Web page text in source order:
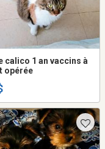
calico 1 an vaccins à
opérée